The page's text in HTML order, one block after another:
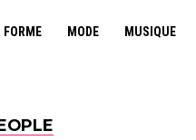
FORME MODE MUSIQUE